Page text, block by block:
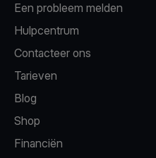
Een probleem melden
Hulpcentrum
Contacteer ons
Tarieven
Blog
Shop
Financiën